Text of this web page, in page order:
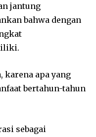
jantung
bahwa dengan
karena apa yang
bertahun-tahun
sebagai